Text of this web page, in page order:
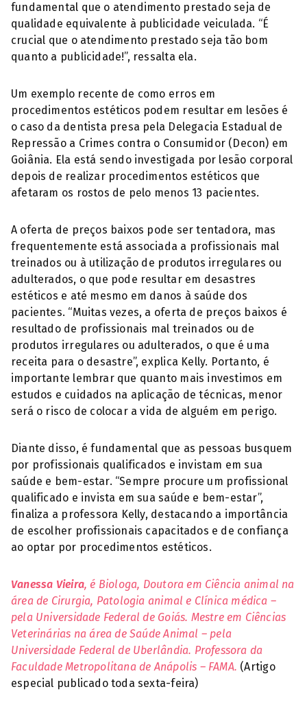
fundamental que o atendimento prestado seja de
qualidade equivalente à publicidade veiculada. “É
crucial que o atendimento prestado seja tão bom
quanto a publicidade!”, ressalta ela.
Um exemplo recente de como erros em
procedimentos estéticos podem resultar em lesões é
o caso da dentista presa pela Delegacia Estadual de
Repressão a Crimes contra o Consumidor (Decon) em
Goiânia. Ela está sendo investigada por lesão corporal
depois de realizar procedimentos estéticos que
afetaram os rostos de pelo menos 13 pacientes.
A oferta de preços baixos pode ser tentadora, mas
frequentemente está associada a profissionais mal
treinados ou à utilização de produtos irregulares ou
adulterados, o que pode resultar em desastres
estéticos e até mesmo em danos à saúde dos
pacientes. “Muitas vezes, a oferta de preços baixos é
resultado de profissionais mal treinados ou de
produtos irregulares ou adulterados, o que é uma
receita para o desastre”, explica Kelly. Portanto, é
importante lembrar que quanto mais investimos em
estudos e cuidados na aplicação de técnicas, menor
será o risco de colocar a vida de alguém em perigo.
Diante disso, é fundamental que as pessoas busquem
por profissionais qualificados e invistam em sua
saúde e bem-estar. “Sempre procure um profissional
qualificado e invista em sua saúde e bem-estar”,
finaliza a professora Kelly, destacando a importância
de escolher profissionais capacitados e de confiança
ao optar por procedimentos estéticos.
Vanessa Vieira, é Biologa, Doutora em Ciência animal na
área de Cirurgia, Patologia animal e Clínica médica –
pela Universidade Federal de Goiás. Mestre em Ciências
Veterinárias na área de Saúde Animal – pela
Universidade Federal de Uberlândia. Professora da
Faculdade Metropolitana de Anápolis – FAMA. (Artigo
especial publicado toda sexta-feira)